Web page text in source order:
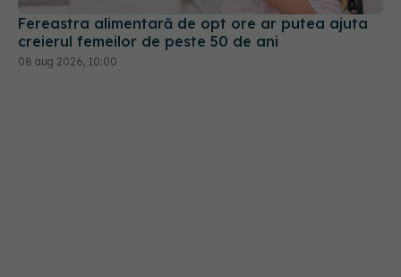
Fereastra alimentară de opt ore ar putea ajuta
creierul femeilor de peste 50 de ani
08 aug 2026, 10:00